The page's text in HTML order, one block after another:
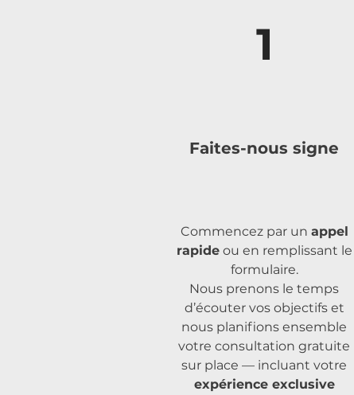
1
Faites-nous signe
Commencez par un appel
rapideou en remplissant le
formulaire.
Nous prenons le temps
d’écouter vos objectifs et
nous planifions ensemble
votre consultation gratuite
sur place — incluant votre
expérience exclusive